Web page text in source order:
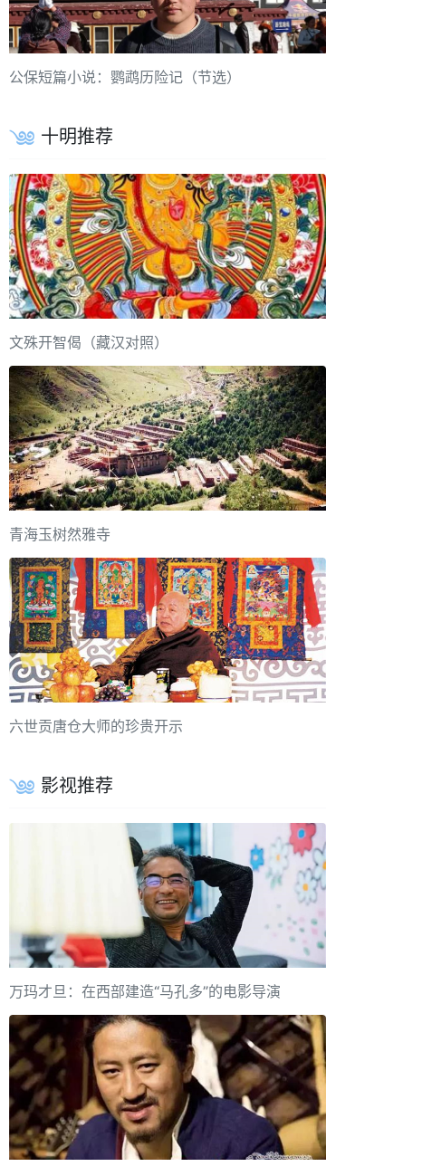
公保短篇小说：鹦鹉历险记（节选）
十明推荐
文殊开智偈（藏汉对照）
青海玉树然雅寺
六世贡唐仓大师的珍贵开示
影视推荐
万玛才旦：在西部建造“马孔多”的电影导演